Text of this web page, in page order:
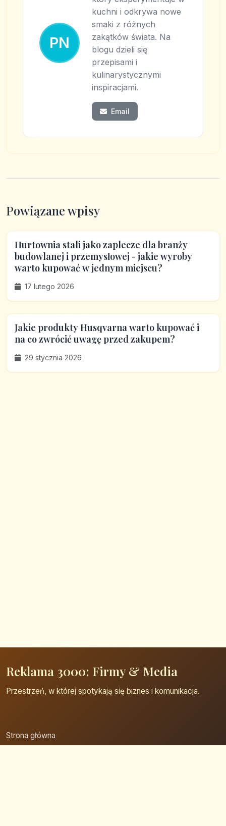
PN
kuchni i odkrywa nowe
smaki z różnych
zakątków świata. Na
blogu dzieli się
przepisami i
kulinarystycznymi
inspiracjami.
Email
Powiązane wpisy
Hurtownia stali jako zaplecze dla branży
budowlanej i przemysłowej - jakie wyroby
warto kupować w jednym miejscu?
17 lutego 2026
Jakie produkty Husqvarna warto kupować i
na co zwrócić uwagę przed zakupem?
29 stycznia 2026
Reklama 3000: Firmy & Media
Przestrzeń, w której spotykają się biznes i komunikacja.
Strona główna